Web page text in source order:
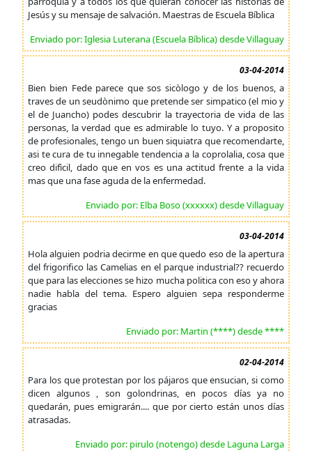
Jesús y su mensaje de salvación. Maestras de Escuela Bíblica
Enviado por: Iglesia Luterana (Escuela Bíblica) desde Villaguay
03-04-2014
Bien bien Fede parece que sos sicòlogo y de los buenos, a
traves de un seudònimo que pretende ser simpatico (el mio y
el de Juancho) podes descubrir la trayectoria de vida de las
personas, la verdad que es admirable lo tuyo. Y a proposito
de profesionales, tengo un buen siquiatra que recomendarte,
asi te cura de tu innegable tendencia a la coprolalia, cosa que
creo difìcil, dado que en vos es una actitud frente a la vida
mas que una fase aguda de la enfermedad.
Enviado por: Elba Boso (xxxxxx) desde Villaguay
03-04-2014
Hola alguien podria decirme en que quedo eso de la apertura
del frigorifico las Camelias en el parque industrial?? recuerdo
que para las elecciones se hizo mucha politica con eso y ahora
nadie habla del tema. Espero alguien sepa responderme
gracias
Enviado por: Martin (****) desde ****
02-04-2014
Para los que protestan por los pájaros que ensucian, si como
dicen algunos , son golondrinas, en pocos días ya no
quedarán, pues emigrarán.... que por cierto están unos días
atrasadas.
Enviado por: pirulo (notengo) desde Laguna Larga